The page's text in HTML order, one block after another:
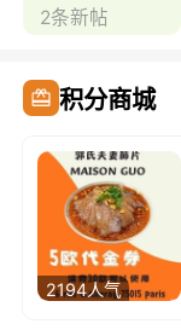
2条新帖
积分商城
2194人气